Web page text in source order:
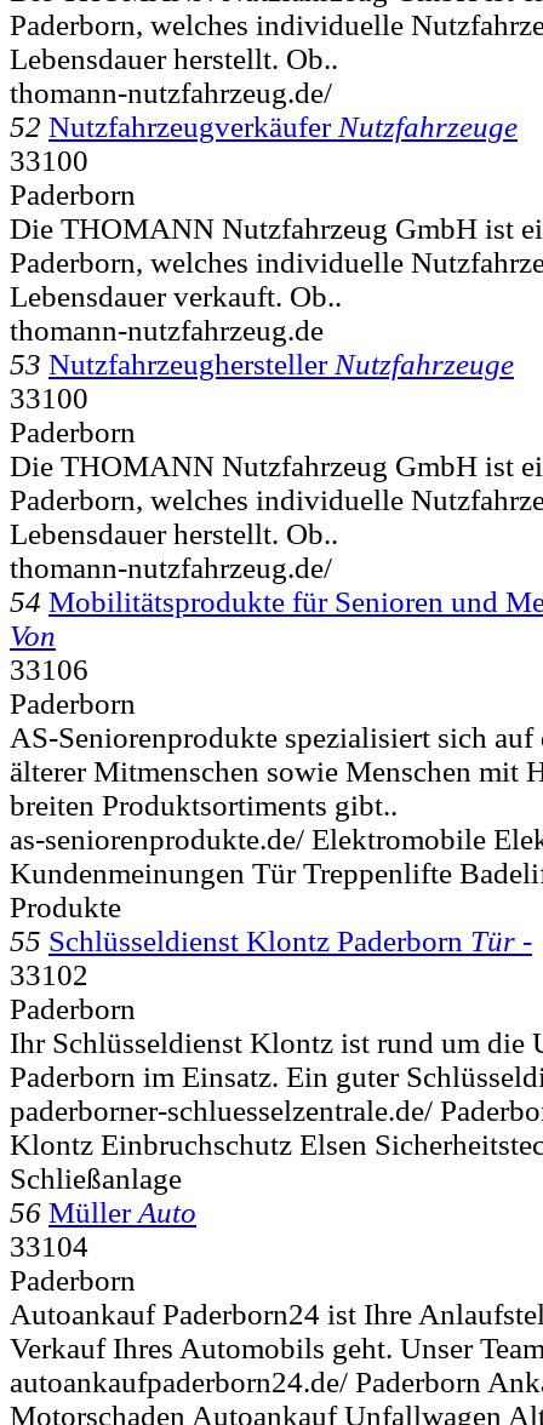
Paderborn, welches individuelle
Lebensdauer herstellt. Ob..
thomann-nutzfahrzeug.de/
52 Nutzfahrzeugverkäufer Nutzfahrzeuge
33100
Paderborn
Die THOMANN Nutzfahrzeug GmbH ist
Paderborn, welches individuelle
Lebensdauer verkauft. Ob..
thomann-nutzfahrzeug.de
53 Nutzfahrzeughersteller Nutzfahrzeuge
33100
Paderborn
Die THOMANN Nutzfahrzeug GmbH ist
Paderborn, welches individuelle
Lebensdauer herstellt. Ob..
thomann-nutzfahrzeug.de/
54 Mobilitätsprodukte für Senioren und
Von
33106
Paderborn
AS-Seniorenprodukte spezialisiert sich
älterer Mitmenschen sowie Menschen mit
breiten Produktsortiments gibt..
as-seniorenprodukte.de/ Elektromobile
Kundenmeinungen Tür Treppenlifte
Produkte
55 Schlüsseldienst Klontz Paderborn Tür -
33102
Paderborn
Ihr Schlüsseldienst Klontz ist rund um die
Paderborn im Einsatz. Ein guter
paderborner-schluesselzentrale.de/
Klontz Einbruchschutz Elsen
Schließanlage
56 Müller Auto
33104
Paderborn
Autoankauf Paderborn24 ist Ihre
Verkauf Ihres Automobils geht. Unser
autoankaufpaderborn24.de/ Paderborn
Motorschaden Autoankauf Unfallwagen